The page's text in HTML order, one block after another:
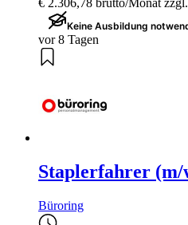
€ 2.306,78 brutto/Monat
Keine Ausbildung
vor 8 Tagen
Staplerfahrer (m/
Büroring